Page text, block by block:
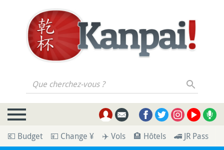
Que cherchez-vous ?
💶 Budget 💴 Change ¥ ✈️ Vols 🏨 Hôtels 🚄 JR Pass